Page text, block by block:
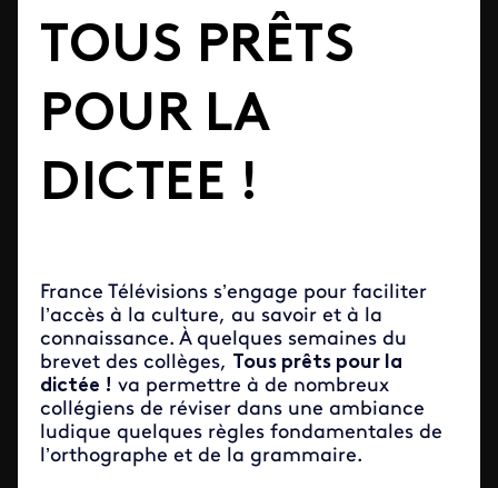
TOUS PRÊTS
POUR LA
DICTEE !
France Télévisions s’engage pour faciliter
l’accès à la culture, au savoir et à la
connaissance. À quelques semaines du
brevet des collèges, Tous prêts pour la
dictée ! va permettre à de nombreux
collégiens de réviser dans une ambiance
ludique quelques règles fondamentales de
l’orthographe et de la grammaire.